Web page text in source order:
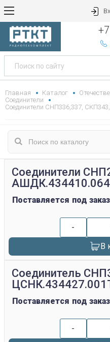
Главная Каталог
Соединители
Соединители СНП336,337,
Соединители
Поставляется под заказ
-
В
Соединитель
Поставляется под заказ
-